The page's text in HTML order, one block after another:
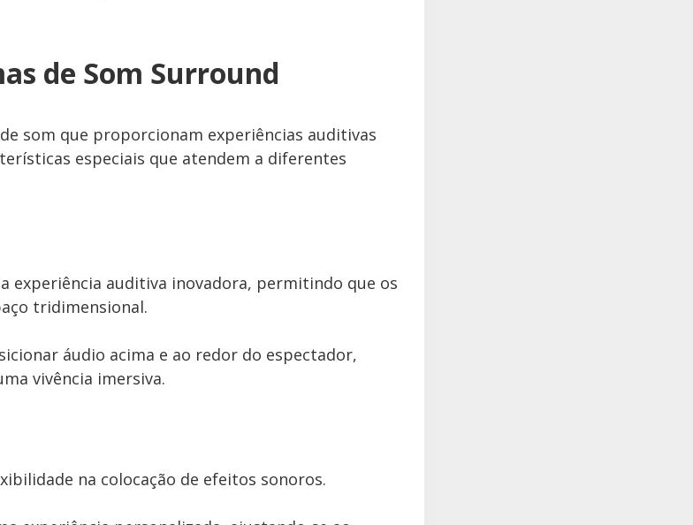
de Som Surround
som que proporcionam experiências auditivas
especiais que atendem a diferentes
experiência auditiva inovadora, permitindo que os
tridimensional.
áudio acima e ao redor do espectador,
vivência imersiva.
na colocação de efeitos sonoros.